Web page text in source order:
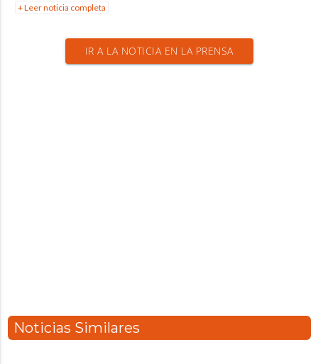
+ Leer noticia completa
IR A LA NOTICIA EN LA PRENSA
Noticias Similares